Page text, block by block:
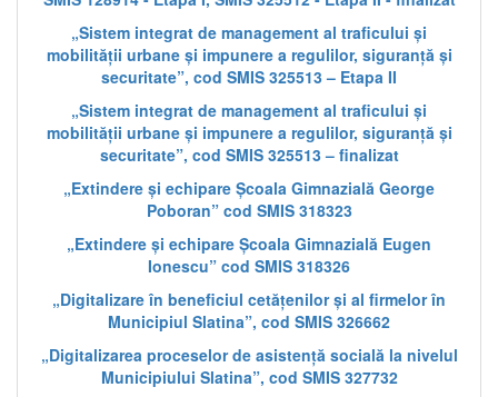
„Sistem integrat de management al traficului și
mobilității urbane și impunere a regulilor, siguranță și
securitate”, cod SMIS 325513 – Etapa II
„Sistem integrat de management al traficului și
mobilității urbane și impunere a regulilor, siguranță și
securitate”, cod SMIS 325513 – finalizat
„Extindere și echipare Școala Gimnazială George
Poboran” cod SMIS 318323
„Extindere și echipare Școala Gimnazială Eugen
Ionescu” cod SMIS 318326
„Digitalizare în beneficiul cetățenilor și al firmelor în
Municipiul Slatina”, cod SMIS 326662
„Digitalizarea proceselor de asistență socială la nivelul
Municipiului Slatina”, cod SMIS 327732